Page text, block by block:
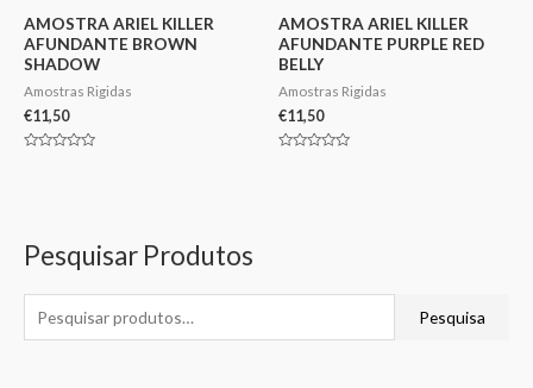
Pesquisar Produtos
Pesquisa
AMOSTRA ARIEL KILLER
AFUNDANTE BROWN
SHADOW
Amostras Rigidas
€11,50
AMOSTRA ARIEL KILLER
AFUNDANTE PURPLE RED
BELLY
Amostras Rigidas
€11,50